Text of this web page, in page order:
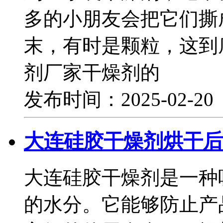
多的小朋友会把它们
末，有时是颗粒，这
剂厂家干燥剂的
发布时间：2025-02-
大连硅胶干燥剂烘干
大连硅胶干燥剂是一
的水分。它能够防止